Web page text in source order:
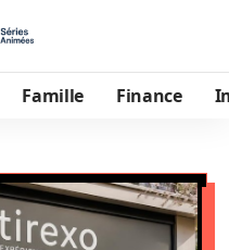
Famille Finance